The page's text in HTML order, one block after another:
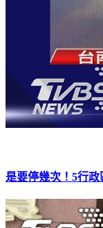
是要停幾次！5行